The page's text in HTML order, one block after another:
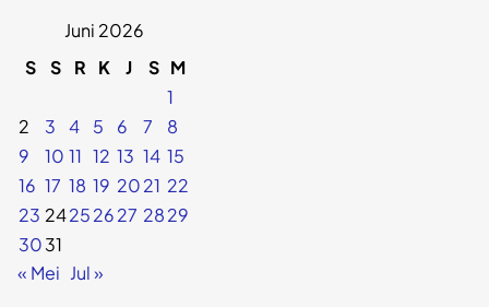
Juni 2026
S
S R K J S M
1
2
3 4 5 6 7
8
9
10 11 12 13 14 15
16 17 18 19 2021 22
23 24252627 2829
3031
« Mei Jul »